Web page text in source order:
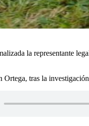
la representante
tras la